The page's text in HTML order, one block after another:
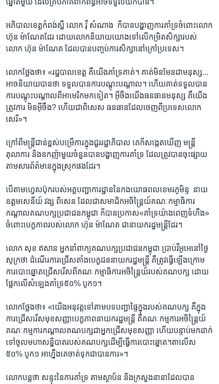
ឆ្នោត​មួយ ​ដែល​គ្រប់​ភាគី​ពាក់ព័ន្ធ​អាច​ទទួល​យក​បាន។​
អភិបាល​ខេត្ត​កំពង់ស្ពឺ ​លោក ​វ៉ី សំណាង ​ ក៏​បាន​បង្ហាញ​ការ​គាំទ្រ​ចំពោះ​លោក
​ហ៊ុន ម៉ាណែតដែរ​ ដោយ​លោក​និយាយ​យោង​ទៅ​លើ​កម្រិត​សិក្សា​របស់​
លោក ​ហ៊ុន ម៉ាណែត ​ដែល​បាន​បញ្ចប់​ការ​សិក្សា​នៅ​ក្រៅ​ប្រទេស។​
លោក​ថ្លែង​ថា៖​ «រដ្ឋបាល​ខេត្ត​ គឺយើង​គាំទ្រ​គាត់។ គាត់​មិន​មែន​ជា​មនុស្ស​...​
អាច​និយាយ​បាន​ថា​ ​ទទួល​បាន​ការ​បណ្តុះ​បណ្តាល។​ ហើយ​គាត់​ទទួល​បាន​
ការ​បណ្តុះ​បណ្តាល​ពី​អាមេរិក​មក​ទៀត។​ អ៊ីចឹង​យើង​ធនធាន​មនុស្ស​ គឺ​យើង​
ត្រូវ​ការ​ មិន​អ៊ីចឹង? ​ហើយ​ជា​ពិសេស​ ធនធាន​ដែល​ចេញ​ពី​ប្រទេស​លោក​
សេរី»។​
ក្រៅ​ពី​មន្រ្តី​ជាន់ខ្ពស់​បម្រើការ​ក្នុង​ជួរ​រដ្ឋាភិបាល ​គេ​ក៏​សង្កេត​ឃើញ​ មន្រ្តី​
តុលាការ​ និង​ឧកញ៉ា​មួយ​ចំនួន​បាន​បង្ហាញ​ការ​គាំទ្រ​ ដែល​ត្រូវ​បាន​ចុះ​ផ្សាយ​
តាម​សារ​ព័ត៌មាន​ក្នុង​ស្រុក​ផង​ដែរ។ ​
បើ​តាម​ហ្វេសប៊ុក​របស់​អគ្គ​បញ្ជាការ​ដ្ឋាន​នៃ​កង​យោធពល​ខេមរ​ភូមិន្ទ ​ នាយ​
ឧត្តម​សេនីយ៍ ​វង្ស ពិសេន ​ដែល​ជា​សមាជិក​អចិន្ត្រៃយ៍​គណៈ​កម្មាធិការ​
កណ្តាល​គណបក្ស​ប្រជាជន​កម្ពុជា ​ក៏​បាន​ប្រកាស​«គាំទ្រ​យ៉ាង​ពេញ​ទំហឹង»​
ចំពោះ​បេក្ខភាព​របស់​លោក​ ហ៊ុន ម៉ាណែត​ ជា​នាយក​រដ្ឋមន្រ្តី​ដែរ។​
លោក ​សុខ ឥសាន​ អ្នកនាំ​ពាក្យ​គណបក្ស​ប្រជាជន​កម្ពុជា ​ប្រាប់​វីអូអេ​នៅ​ថ្ងៃ​
សុក្រ​ថា​ ដំណើរការ​ជ្រើស​តាំង​បេក្ខជន​នាយក​រដ្ឋមន្រ្តី​ គឺ​ត្រូវ​ធ្វើ​ឡើង​ក្រោម​
ការ​បោះឆ្នោត​ជ្រើស​រើស​ពី​គណៈ​កម្មាធិការ​អចិន្រ្តៃយ៍​របស់​គណបក្ស​ ដោយ​
ផ្អែក​លើ​សំឡេង​គាំទ្រ​៥០% ​បូក​១។​ ​
លោក​ថ្លែង​ថា៖​ «យើង​អនុវត្ត​ទៅ​តាម​បទ​បញ្ជា​ផ្ទៃ​ក្នុង​របស់​គណបក្ស​ គឺ​ក្នុង​
ការ​ជ្រើស​រើស​មុខ​សញ្ញា​បេក្ខភាព​នាយក​រដ្ឋមន្រ្តី​ គឺ​គណៈ​កម្មការ​អចិន្រៃ្តយ៍ ​
គណៈ​កម្មការ​កណ្តាល​គណបក្ស​ជា​អ្នក​ជ្រើស​មុខ​សញ្ញា​ ហើយ​បន្ទាប់​មក​ដាក់​
ទៅ​ចូល​មហា​សន្និបាត​របស់​គណបក្ស​ដើម្បី​ធ្វើការ​បោះឆ្នោត។​តា​លើស​
៥០% ​បូក​១ ​អាហ្នឹង​គេ​ចាត់​ទុក​ជា​បាន​ការ»។​
លោក​បន្ត​ថា ​សន្ទុះ​នៃ​ការ​គាំទ្រ តាម​ស្ថាប័ន និង​ក្រសួង​នានា​ដែល​បាន​